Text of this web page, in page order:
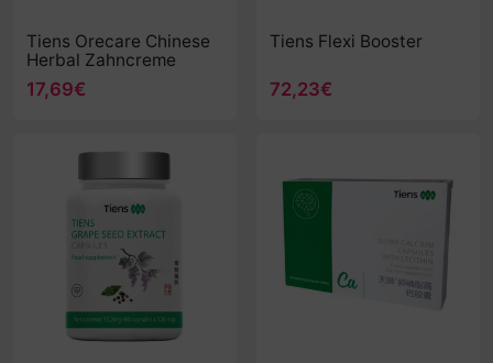
Tiens Orecare Chinese
Herbal Zahncreme
17,69€
Tiens Flexi Booster
72,23€